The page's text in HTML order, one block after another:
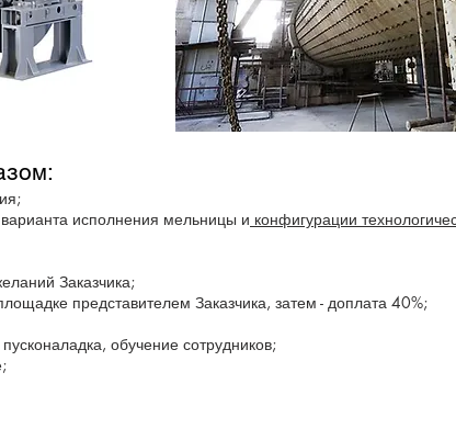
исполнения мельницы и конфигурации
Заказчика;
представителем Заказчика, затем - доплата 40%;
обучение сотрудников;